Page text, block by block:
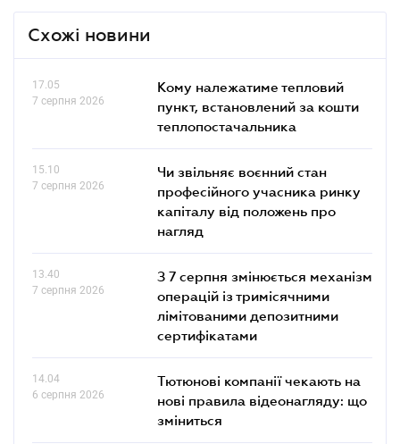
Схожі новини
17.05
7 серпня 2026
Кому належатиме тепловий
пункт, встановлений за кошти
теплопостачальника
15.10
7 серпня 2026
Чи звільняє воєнний стан
професійного учасника ринку
капіталу від положень про
нагляд
13.40
7 серпня 2026
З 7 серпня змінюється механізм
операцій із тримісячними
лімітованими депозитними
сертифікатами
14.04
6 серпня 2026
Тютюнові компанії чекають на
нові правила відеонагляду: що
зміниться